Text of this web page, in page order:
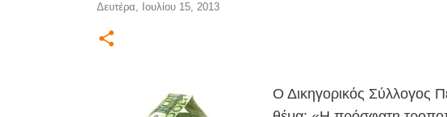
Δευτέρα, Ιουλίου 15, 2013
Ο Δικηγορικός Σύλλογος